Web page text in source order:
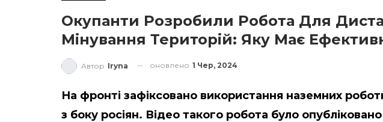
Окупанти Розробили Робота Для
Мінування Територій: Яку Має
Автор Iryna оновлено 1 Чер, 2024
На фронті зафіксовано використання наземних
з боку росіян. Відео такого робота було